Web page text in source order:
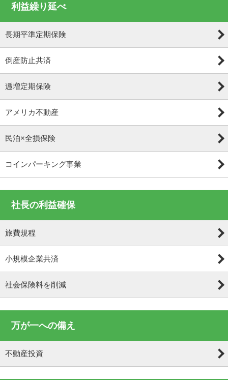
利益繰り延べ
長期平準定期保険
倒産防止共済
逓増定期保険
アメリカ不動産
民泊×全損保険
コインパーキング事業
社長の利益確保
旅費規程
小規模企業共済
社会保険料を削減
万が一への備え
不動産投資